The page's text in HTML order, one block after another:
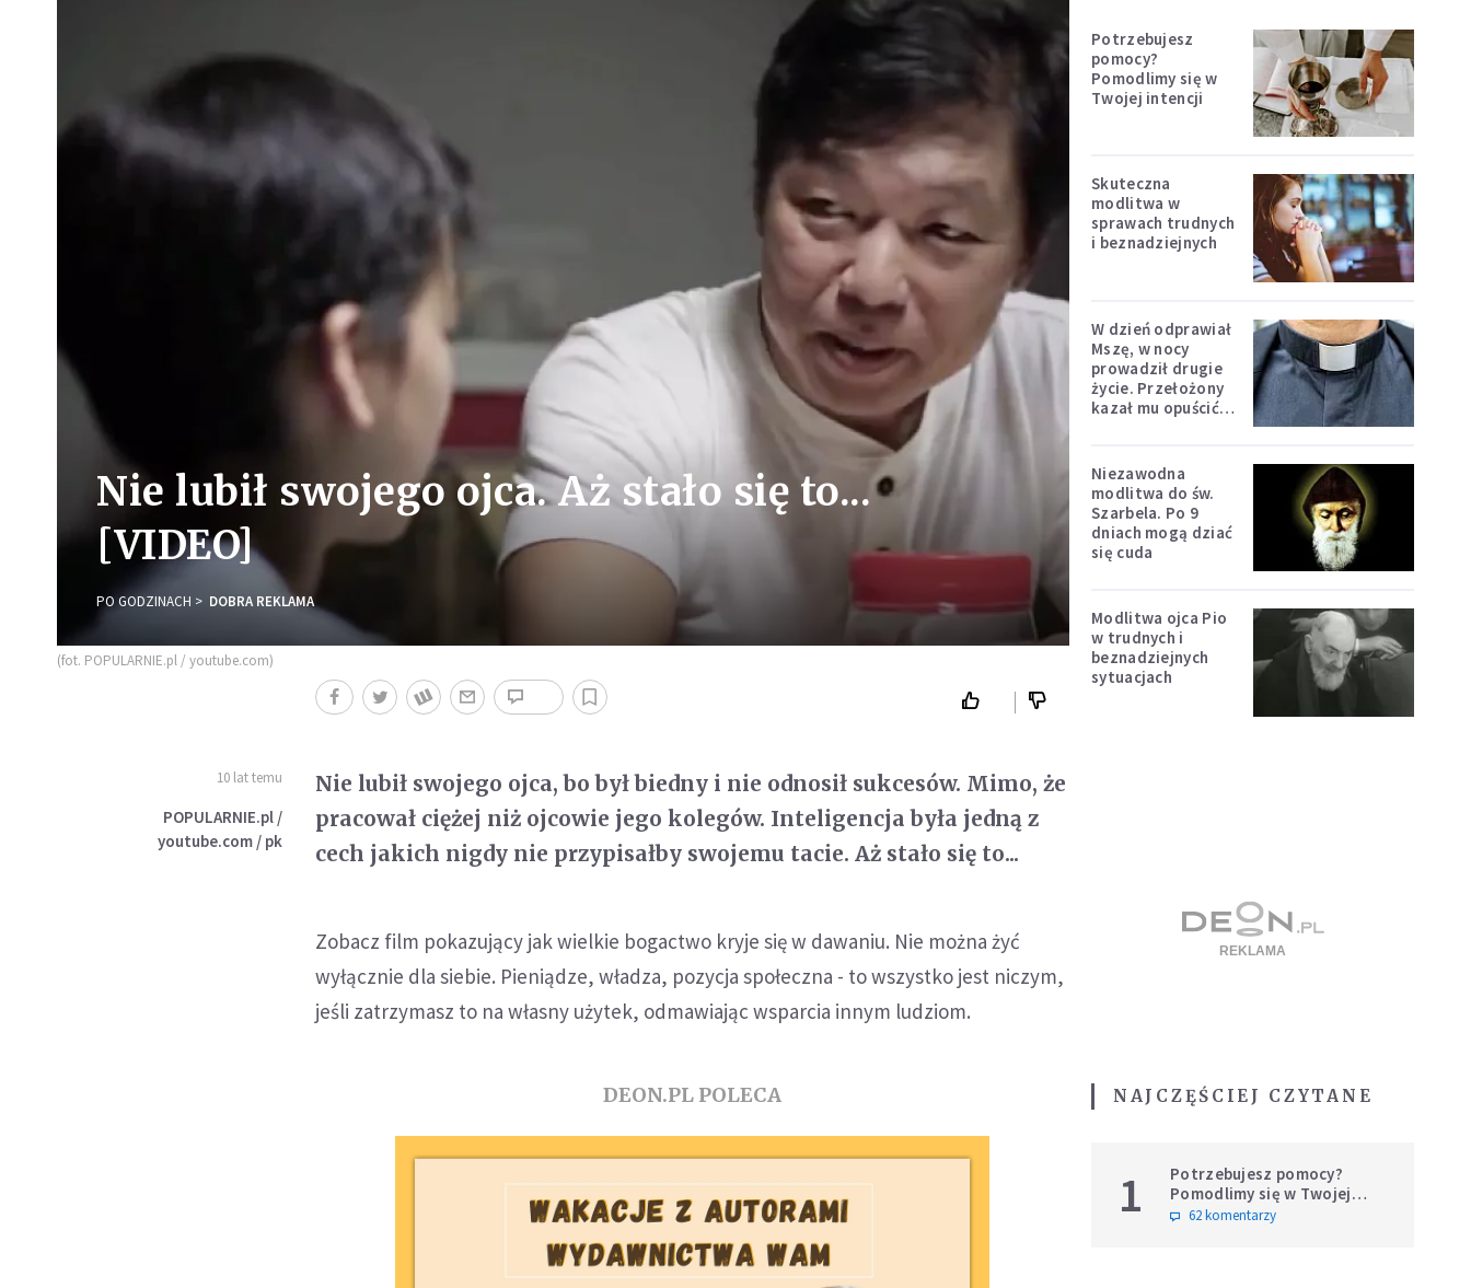
Nie lubił swojego ojca. Aż stało się to...
[VIDEO]
PO GODZINACH DOBRA REKLAMA
(fot. POPULARNIE.pl / youtube.com)
10 lat temu
POPULARNIE.pl /
youtube.com / pk
Nie lubił swojego ojca, bo był biedny i nie odnosił sukcesów. Mimo, że
pracował ciężej niż ojcowie jego kolegów. Inteligencja była jedną z
cech jakich nigdy nie przypisałby swojemu tacie. Aż stało się to...
Zobacz film pokazujący jak wielkie bogactwo kryje się w dawaniu. Nie można żyć
wyłącznie dla siebie. Pieniądze, władza, pozycja społeczna - to wszystko jest niczym,
jeśli zatrzymasz to na własny użytek, odmawiając wsparcia innym ludziom.
DEON.PL POLECA
Potrzebujesz
pomocy?
Pomodlimy się w
Twojej intencji
Skuteczna
modlitwa w
sprawach trudnych
i beznadziejnych
W dzień odprawiał
Mszę, w nocy
prowadził drugie
życie. Przełożony
kazał mu opuścić
Niezawodna
modlitwa do św.
Szarbela. Po 9
dniach mogą dziać
się cuda
Modlitwa ojca Pio
w trudnych i
beznadziejnych
sytuacjach
NAJCZĘŚCIEJ CZYTANE
1
Potrzebujesz pomocy?
Pomodlimy się w Twojej
intencji
62 komentarzy